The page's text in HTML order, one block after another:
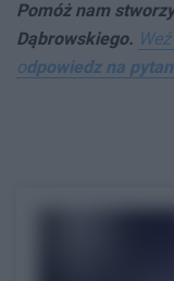
Pomóż nam
Dąbrowskiego.
odpowiedz na